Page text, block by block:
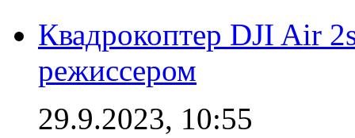
Квадрокоптер DJI Air
режиссером
29.9.2023, 10:55